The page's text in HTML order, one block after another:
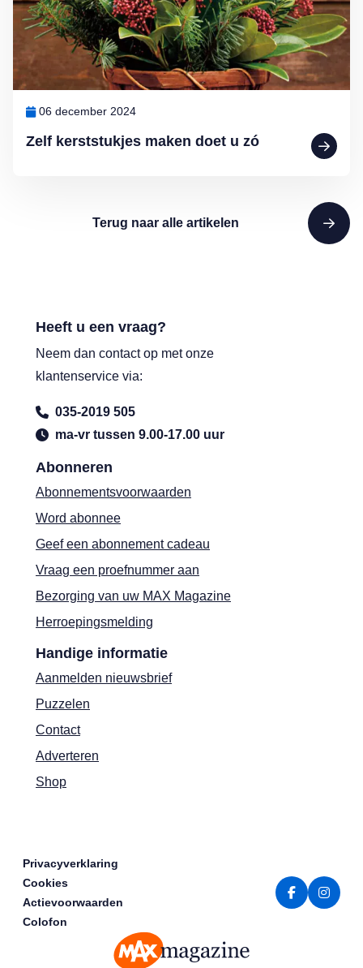
Zelf kerststukjes maken doet u zó
06 december 2024
Terug naar alle artikelen
Abonneren
Abonnementsvoorwaarden
Word abonnee
Geef een abonnement cadeau
Vraag een proefnummer aan
Bezorging van uw MAX Magazine
Herroepingsmelding
Handige informatie
Aanmelden nieuwsbrief
Puzzelen
Contact
Adverteren
Shop
Heeft u een vraag?
Neem dan contact op met onze
klantenservice via:
035-2019 505
ma-vr tussen 9.00-17.00 uur
Privacyverklaring
Cookies
Actievoorwaarden
Colofon